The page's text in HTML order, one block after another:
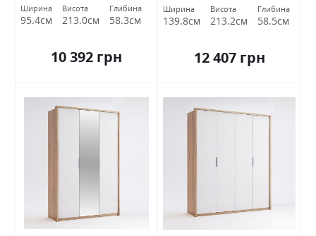
Ширина
95.4см
Висота
213.0см
Глибина
58.3см
10 392 грн
Ширина
139.8см
Висота
213.2см
Глибина
58.5см
12 407 грн